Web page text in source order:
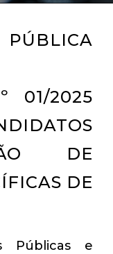
01/2025
DE
DE
Públicas e